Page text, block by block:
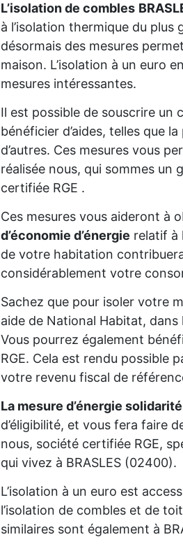
L’isolation de combles
à l’isolation thermique du plus
désormais des mesures
maison. L’isolation à un euro
mesures intéressantes.
Il est possible de souscrire un
bénéficier d’aides, telles que
d’autres. Ces mesures vous
réalisée nous, qui sommes
certifiée RGE .
Ces mesures vous aideront à
d’économie d’énergie relatif à
de votre habitation
considérablement votre
Sachez que pour isoler votre
aide de National Habitat, dans
Vous pourrez également
RGE. Cela est rendu possible
votre revenu fiscal de
La mesure d’énergie solidarité
d’éligibilité, et vous fera faire
nous, société certifiée RGE,
qui vivez à BRASLES (02400).
L’isolation à un euro est
l’isolation de combles et de
similaires sont également à